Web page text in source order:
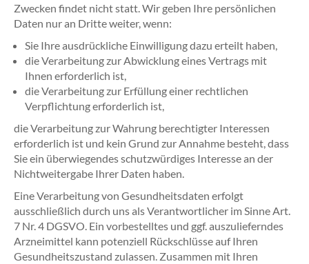
Zwecken findet nicht statt. Wir geben Ihre persönlichen
Daten nur an Dritte weiter, wenn:
Sie Ihre ausdrückliche Einwilligung dazu erteilt haben,
die Verarbeitung zur Abwicklung eines Vertrags mit
Ihnen erforderlich ist,
die Verarbeitung zur Erfüllung einer rechtlichen
Verpflichtung erforderlich ist,
die Verarbeitung zur Wahrung berechtigter Interessen
erforderlich ist und kein Grund zur Annahme besteht, dass
Sie ein überwiegendes schutzwürdiges Interesse an der
Nichtweitergabe Ihrer Daten haben.
Eine Verarbeitung von Gesundheitsdaten erfolgt
ausschließlich durch uns als Verantwortlicher im Sinne Art.
7 Nr. 4 DGSVO. Ein vorbestelltes und ggf. auszulieferndes
Arzneimittel kann potenziell Rückschlüsse auf Ihren
Gesundheitszustand zulassen. Zusammen mit Ihren